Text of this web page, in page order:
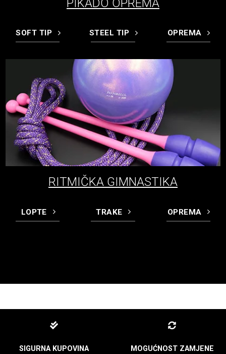
SOFT TIP STEEL TIP OPREMA
RITMIČKA GIMNASTIKA
LOPTE TRAKE OPREMA
SIGURNA KUPOVINA MOGUĆNOST ZAMJENE